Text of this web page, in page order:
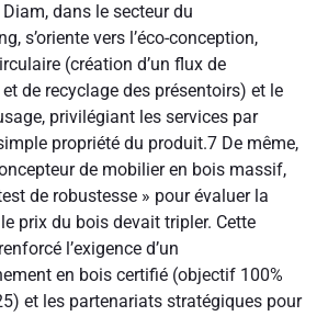
Diam, dans le secteur du
s’oriente vers l’éco-conception,
(création d’un flux de
de recyclage des présentoirs) et le
privilégiant les services par
propriété du produit.7 De même,
de mobilier en bois massif,
de robustesse » pour évaluer la
prix du bois devait tripler. Cette
l’exigence d’un
en bois certifié (objectif 100%
et les partenariats stratégiques pour